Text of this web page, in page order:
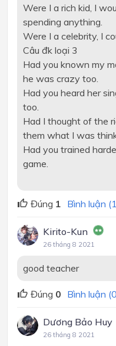
Were I a rich kid, I
spending anything.
Were I a celebrity, I
Câu đk loại 3
Had you known my
he was crazy too.
Had you heard her
too.
Had I thought of the
them what I was
Had you trained
game.
Đúng 1 Bình luận
Kirito-Kun
26 tháng 8 2021
good teacher
Đúng 0 Bình luận
Dương Bảo Huy
26 tháng 8 2021